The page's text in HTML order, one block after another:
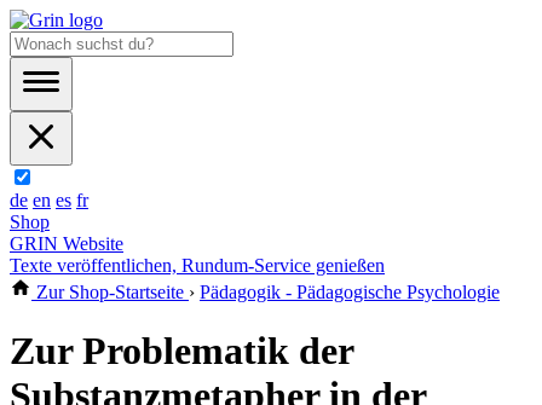
de en es fr
Shop
GRIN Website
Texte veröffentlichen, Rundum-Service genießen
Zur Shop-Startseite › Pädagogik - Pädagogische Psychologie
Zur Problematik der
Substanzmetapher in der